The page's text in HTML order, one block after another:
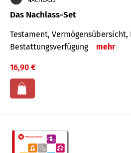
Das Nachlass-Set
Testament,
Bestat­tungs­ver­fügung
mehr
16,90 €